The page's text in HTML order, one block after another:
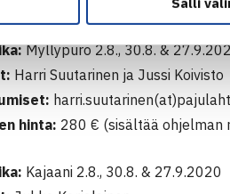
Myllypuro 2.8., 30.8. &
Harri Suutarinen ja Jussi Koivisto
hinta: 280 € (sisältää ohjelman
Kajaani 2.8., 30.8. & 27.9.2020